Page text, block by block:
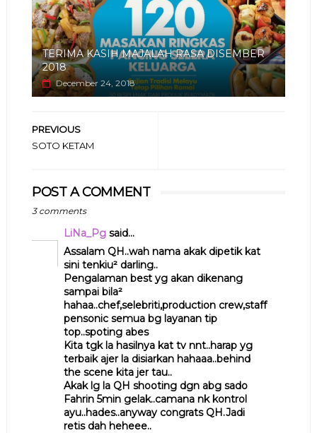
TERIMA KASIH MAJALAH RASA DISEMBER
2018
December 24, 2018
PREVIOUS
SOTO KETAM
POST A COMMENT
3 comments
LiNa_Pgsaid...
Assalam QH..wah nama akak dipetik kat
sini tenkiu² darling..
Pengalaman best yg akan dikenang
sampai bila²
hahaa..chef,selebriti,production crew,staff
pensonic semua bg layanan tip
top..spoting abes
Kita tgk la hasilnya kat tv nnt..harap yg
terbaik ajer la disiarkan hahaaa..behind
the scene kita jer tau..
Akak lg la QH shooting dgn abg sado
Fahrin 5min gelak..camana nk kontrol
ayu..hades..anyway congrats QH.Jadi
retis dah heheee..